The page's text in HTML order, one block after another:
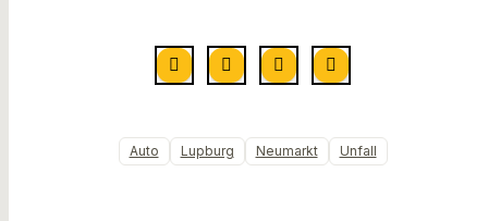
Auto Lupburg Neumarkt Unfall